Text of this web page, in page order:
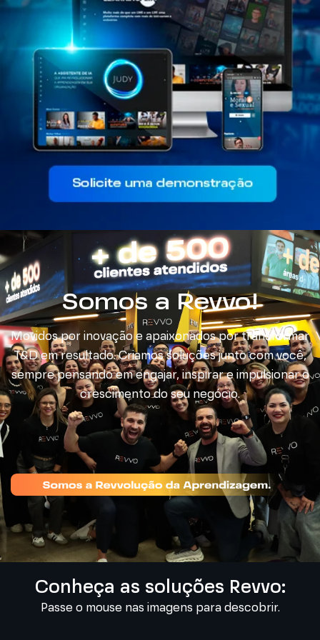
Somos a Revvo!
Movidos por inovação e apaixonados por transformar
T&D em resultado. Criamos soluções junto com você,
sempre pensando em engajar, inspirar e impulsionar o
crescimento do seu negócio.
Conheça as soluções Revvo:
Passe o mouse nas imagens para descobrir.